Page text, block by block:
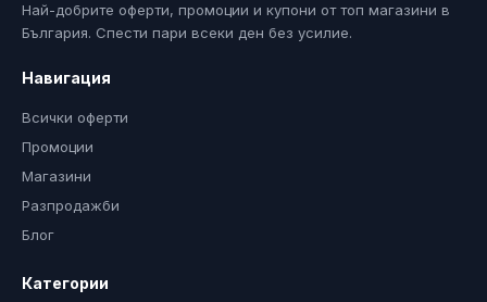
Най-добрите оферти, промоции и купони от топ магазини в
България. Спести пари всеки ден без усилие.
Навигация
Всички оферти
Промоции
Магазини
Разпродажби
Блог
Категории